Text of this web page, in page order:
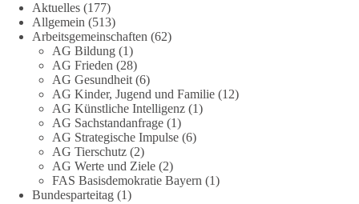
Referent Frank Bothmann stellte die These auf, dass die
derzeit in Teilen der Umweltbewegung diskutierten
„Grundrechte der Natur“ weit über klassischen Naturschutz
hinausreichen und grundlegende Fragen zum Menschenbild,
zum Rechtsstaat und zur Demokratie aufwerfen. [...]
👉 Hier weiterlesen:https://diebasis-
partei.de/2026/07/grundrechte-der-natur-ein-angriff-auf-das-
grundgesetz/
🟩🟩🟦🟦🟥🟥🟧🟧
Aktuelles (177)
Allgemein (513)
Arbeitsgemeinschaften (62)
AG Bildung (1)
AG Frieden (28)
AG Gesundheit (6)
AG Kinder, Jugend und Familie (12)
AG Künstliche Intelligenz (1)
AG Sachstandanfrage (1)
AG Strategische Impulse (6)
AG Tierschutz (2)
AG Werte und Ziele (2)
FAS Basisdemokratie Bayern (1)
Bundesparteitag (1)